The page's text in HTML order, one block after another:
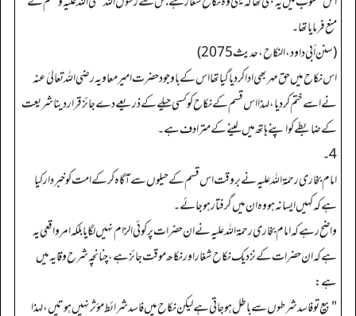
منع فرمایا تھا۔
(سنن أبي داود، النکاح، حدیث 2075)
اس نکاح میں حق مہر بھی ادا کردیا گیا تھا اس کے باوجود حضرت امیر معاویہ رضی اللہ تعالیٰ عنہ
نے اسے ختم کردیا،لہذا اس قسم کے نکاح کو کسی حیلے کے ذریعے دے جائز قراردینا شریعت
کے ضابطے کو اپنے ہاتھ میں لینے کے مترادف ہے۔
4۔
امام بخاری رحمۃ اللہ علیہ نے بروقت اس قسم کے حیلوں سے آگاہ کرکے امت کو خبردار کیا
ہے کہ کہیں ایسا نہ ہو وہ ان میں گرفتار ہوجائے۔
واضح رہے کہ امام بخاری رحمۃ اللہ علیہ نے ان حضرات پر کوئی الزام نہیں لگایا بلکہ امر واقعی یہ
ہے کہ ان حضرات کے نزدیک نکاح شغار اور نکاھ موقت جائز ہے،چنانچہ شرح وقایہ میں
ہے:
"بیع توفاسد شرطوں سے باطل ہوجاتی ہے لیکن نکاح میں فاسد شرائط مؤثر نہیں ہوتیں،لہذا